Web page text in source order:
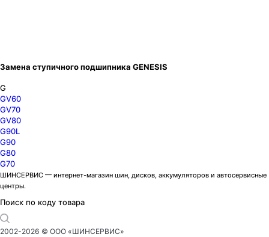
Замена ступичного подшипника GENESIS
G
GV60
GV70
GV80
G90L
G90
G80
G70
ШИНСЕРВИС — интернет-магазин шин, дисков, аккумуляторов и автосервисные
центры.
Поиск по коду товара
2002-2026 © ООО «ШИНСЕРВИС»